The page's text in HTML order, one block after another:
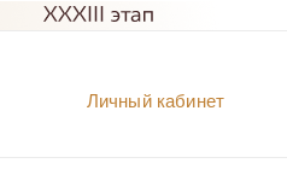
Личный кабинет